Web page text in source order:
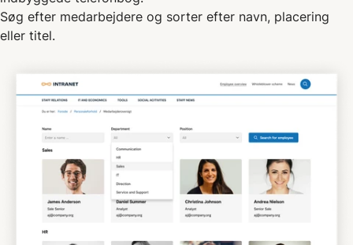
Søg efter medarbejdere og sorter efter navn, placering
eller titel.